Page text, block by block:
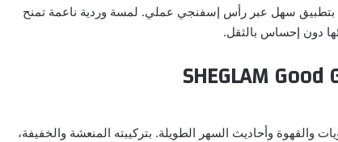
بتطبيق سهل عبر رأس إسفنجي عملي. لمسة وردية ناعمة تمنح
دون إحساس بالثقل.
SHEGLAM
والقهوة وأحاديث السهر الطويلة. بتركيبته المنعشة والخفيفة،